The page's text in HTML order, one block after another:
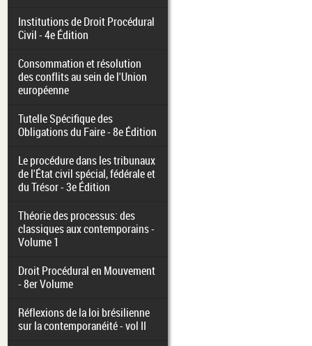
Institutions de Droit Procédural
Civil - 4e Édition
Consommation et résolution
des conflits au sein de l'Union
européenne
Tutelle Spécifique des
Obligations du Faire - 8e Édition
Le procédure dans les tribunaux
de l'État civil spécial, fédérale et
du Trésor - 3e Édition
Théorie des processus: des
classiques aux contemporains -
Volume 1
Droit Procédural en Mouvement
- 8er Volume
Réflexions de la loi brésilienne
sur la contemporanéité - vol II